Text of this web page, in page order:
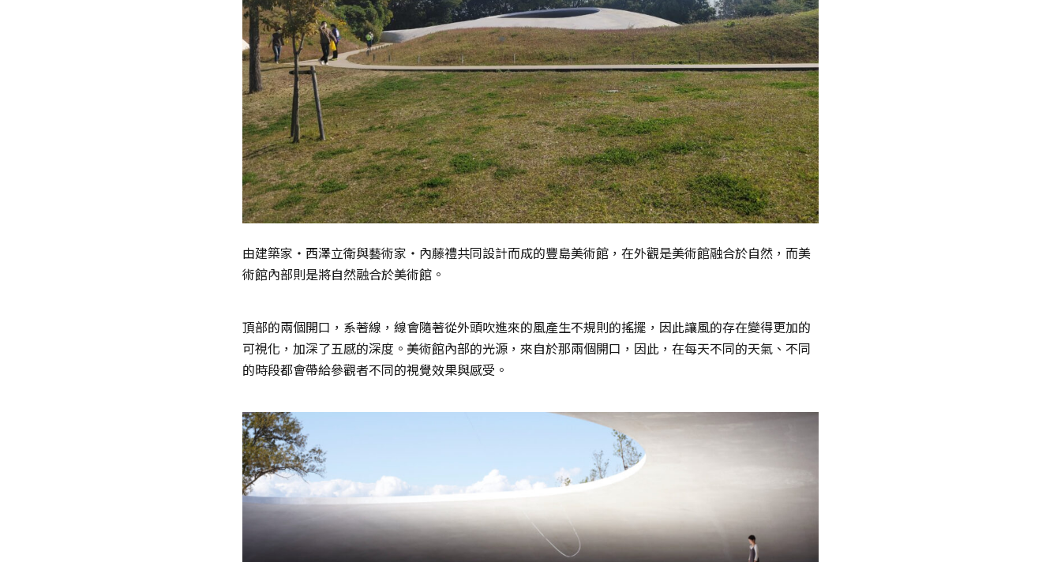
由建築家・西澤立衛與藝術家・內藤禮共同設計而成的豐島美術館，在外觀是美術館融合於自然，而美
術館內部則是將自然融合於美術館。
頂部的兩個開口，系著線，線會隨著從外頭吹進來的風產生不規則的搖擺，因此讓風的存在變得更加的
可視化，加深了五感的深度。美術館內部的光源，來自於那兩個開口，因此，在每天不同的天氣、不同
的時段都會帶給參觀者不同的視覺效果與感受。